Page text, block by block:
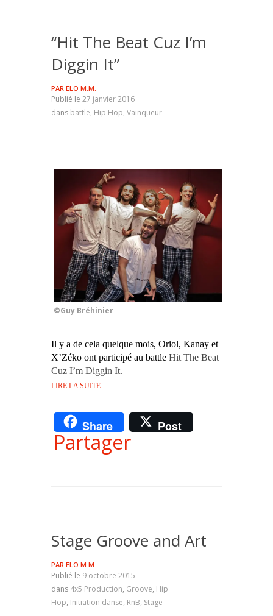
“Hit The Beat Cuz I’m
Diggin It”
PAR ELO M.M.
Publié le 27 janvier 2016
dans battle, Hip Hop, Vainqueur
©Guy Bréhinier
Il y a de cela quelque mois, Oriol, Kanay et
X’Zéko ont participé au battle Hit The Beat
Cuz I’m Diggin It.
LIRE LA SUITE
Share Post
Partager
Stage Groove and Art
PAR ELO M.M.
Publié le 9 octobre 2015
dans 4x5 Production, Groove, Hip
Hop, Initiation danse, RnB, Stage